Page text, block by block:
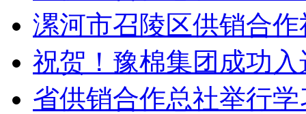
漯河市召陵区供销合
祝贺！豫棉集团成功
省供销合作总社举行